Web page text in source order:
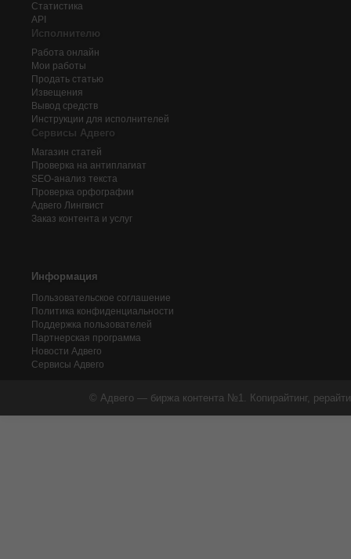
Статистика
API
Исполнителю
Работа онлайн
Мои работы
Продать статью
Извещения
Вывод средств
Инструкции для исполнителей
Сервисы Адвего
Магазин статей
Проверка на антиплагиат
SEO-анализ текста
Проверка орфографии
Адвего Лингвист
Заказ контента и услуг
Информация
Пользовательское соглашение
Политика конфиденциальности
Поддержка пользователей
Партнерская программа
Новости Адвего
Сервисы Адвего
© Адвего — биржа контента №1. Копирайтинг,